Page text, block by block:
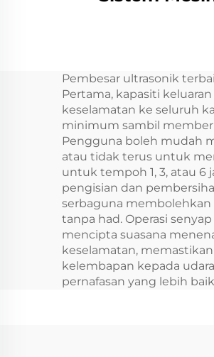
Komersial/
Pembesar ultrasonik
Pertama, kapasiti
keselamatan ke seluruh
minimum sambil
Pengguna boleh mudah
atau tidak terus untuk
untuk tempoh 1, 3, atau
pengisian dan
serbaguna
tanpa had. Operasi
mencipta suasana
keselamatan,
kelembapan kepada
pernafasan yang lebih